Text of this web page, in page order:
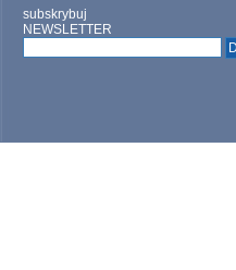
subskrybuj
NEWSLETTER